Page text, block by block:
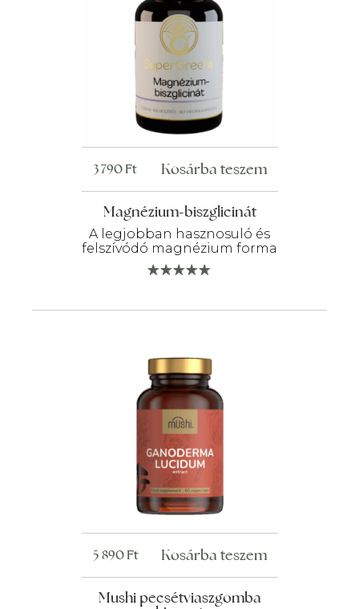
Magnézium-biszglicinát
A legjobban hasznosuló és
felszívódó magnézium forma
3 790Ft Kosárba teszem
Mushi pecsétviaszgomba
5 890Ft Kosárba teszem